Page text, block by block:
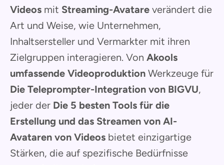
Videos mit Streaming-Avatare verändert die
Art und Weise, wie Unternehmen,
Inhaltsersteller und Vermarkter mit ihren
Zielgruppen interagieren. Von Akools
umfassende Videoproduktion Werkzeuge für
Die Teleprompter-Integration von BIGVU,
jeder der Die 5 besten Tools für die
Erstellung und das Streamen von AI-
Avataren von Videos bietet einzigartige
Stärken, die auf spezifische Bedürfnisse